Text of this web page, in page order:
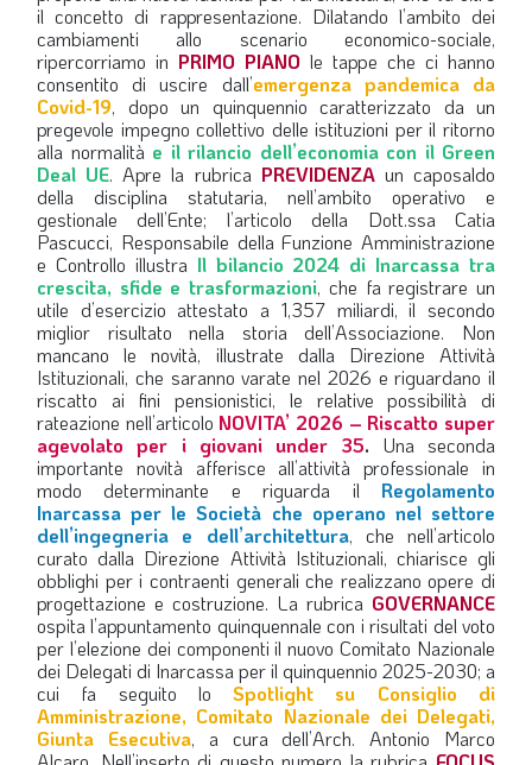
SPECIALE
CAMBIA NUMERO expand_more
il concetto di rappresentazione. Dilatando l’ambito dei
cambiamenti allo scenario economico-sociale,
ripercorriamo in PRIMO PIANO le tappe che ci hanno
consentito di uscire dall’emergenza pandemica da
Covid-19, dopo un quinquennio caratterizzato da un
pregevole impegno collettivo delle istituzioni per il ritorno
alla normalità e il rilancio dell’economia con il Green
Deal UE. Apre la rubrica PREVIDENZA un caposaldo
della disciplina statutaria, nell’ambito operativo e
gestionale dell’Ente; l’articolo della Dott.ssa Catia
Pascucci, Responsabile della Funzione Amministrazione
e Controllo illustra Il bilancio 2024 di Inarcassa tra
crescita, sfide e trasformazioni, che fa registrare un
utile d’esercizio attestato a 1,357 miliardi, il secondo
miglior risultato nella storia dell’Associazione. Non
mancano le novità, illustrate dalla Direzione Attività
Istituzionali, che saranno varate nel 2026 e riguardano il
riscatto ai fini pensionistici, le relative possibilità di
rateazione nell’articolo NOVITA’ 2026 – Riscatto super
agevolato per i giovani under 35. Una seconda
importante novità afferisce all’attività professionale in
modo determinante e riguarda il Regolamento
Inarcassa per le Società che operano nel settore
dell’ingegneria e dell’architettura, che nell’articolo
curato dalla Direzione Attività Istituzionali, chiarisce gli
obblighi per i contraenti generali che realizzano opere di
progettazione e costruzione. La rubrica GOVERNANCE
ospita l’appuntamento quinquennale con i risultati del voto
per l’elezione dei componenti il nuovo Comitato Nazionale
dei Delegati di Inarcassa per il quinquennio 2025-2030; a
cui fa seguito loSpotlight su Consiglio di
Amministrazione, Comitato Nazionale dei Delegati,
Giunta Esecutiva, a cura dell’Arch. Antonio Marco